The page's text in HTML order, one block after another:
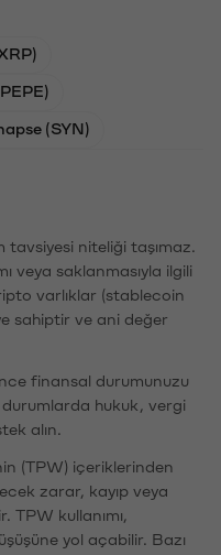
(SYN)
tavsiyesi niteliği taşımaz.
veya saklanmasıyla ilgili
varlıklar (stablecoin
sahiptir ve ani değer
finansal durumunuzu
hukuk, vergi
alın.
(TPW) içeriklerinden
zarar, kayıp veya
TPW kullanımı,
yol açabilir. Bazı